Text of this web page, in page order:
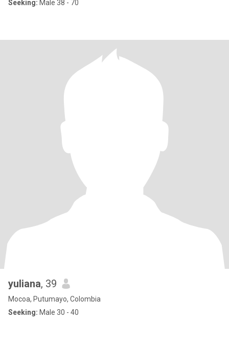
Seeking: Male 38 - 70
yuliana, 39
Mocoa, Putumayo, Colombia
Seeking: Male 30 - 40